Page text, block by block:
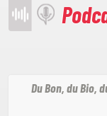
Du Bon, du Bio,